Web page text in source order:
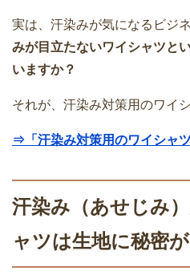
実は、汗染みが気になるビジ
みが目立たないワイシャツと
いますか？
それが、汗染み対策用のワイ
⇒「汗染み対策用のワイシャ
汗染み（あせじみ
ャツは生地に秘密が